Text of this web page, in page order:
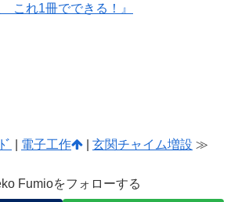
これ1冊でできる！』
ﾞ 電子工作 玄関チャイム増設 ≫
Fumioをフォローする